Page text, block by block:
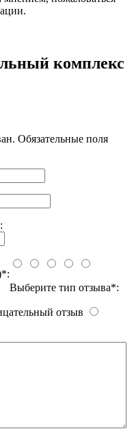
комплекс
Обязательные поля
Выберите тип отзыва*:
отзыв